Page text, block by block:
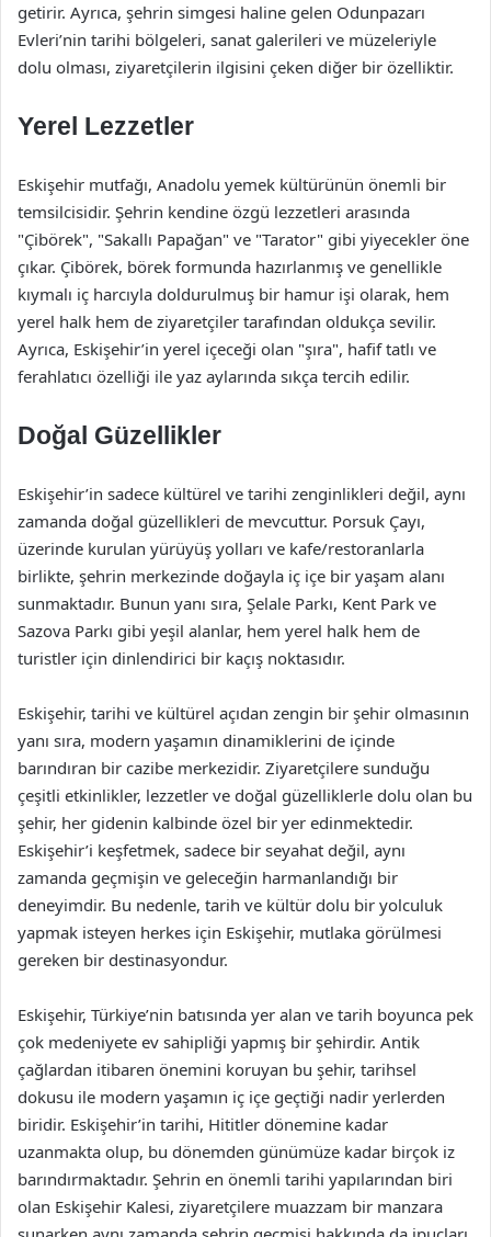
getirir. Ayrıca, şehrin simgesi haline gelen Odunpazarı
Evleri’nin tarihi bölgeleri, sanat galerileri ve müzeleriyle
dolu olması, ziyaretçilerin ilgisini çeken diğer bir özelliktir.
Yerel Lezzetler
Eskişehir mutfağı, Anadolu yemek kültürünün önemli bir
temsilcisidir. Şehrin kendine özgü lezzetleri arasında
"Çibörek", "Sakallı Papağan" ve "Tarator" gibi yiyecekler öne
çıkar. Çibörek, börek formunda hazırlanmış ve genellikle
kıymalı iç harcıyla doldurulmuş bir hamur işi olarak, hem
yerel halk hem de ziyaretçiler tarafından oldukça sevilir.
Ayrıca, Eskişehir’in yerel içeceği olan "şıra", hafif tatlı ve
ferahlatıcı özelliği ile yaz aylarında sıkça tercih edilir.
Doğal Güzellikler
Eskişehir’in sadece kültürel ve tarihi zenginlikleri değil, aynı
zamanda doğal güzellikleri de mevcuttur. Porsuk Çayı,
üzerinde kurulan yürüyüş yolları ve kafe/restoranlarla
birlikte, şehrin merkezinde doğayla iç içe bir yaşam alanı
sunmaktadır. Bunun yanı sıra, Şelale Parkı, Kent Park ve
Sazova Parkı gibi yeşil alanlar, hem yerel halk hem de
turistler için dinlendirici bir kaçış noktasıdır.
Eskişehir, tarihi ve kültürel açıdan zengin bir şehir olmasının
yanı sıra, modern yaşamın dinamiklerini de içinde
barındıran bir cazibe merkezidir. Ziyaretçilere sunduğu
çeşitli etkinlikler, lezzetler ve doğal güzelliklerle dolu olan bu
şehir, her gidenin kalbinde özel bir yer edinmektedir.
Eskişehir’i keşfetmek, sadece bir seyahat değil, aynı
zamanda geçmişin ve geleceğin harmanlandığı bir
deneyimdir. Bu nedenle, tarih ve kültür dolu bir yolculuk
yapmak isteyen herkes için Eskişehir, mutlaka görülmesi
gereken bir destinasyondur.
Eskişehir, Türkiye’nin batısında yer alan ve tarih boyunca pek
çok medeniyete ev sahipliği yapmış bir şehirdir. Antik
çağlardan itibaren önemini koruyan bu şehir, tarihsel
dokusu ile modern yaşamın iç içe geçtiği nadir yerlerden
biridir. Eskişehir’in tarihi, Hititler dönemine kadar
uzanmakta olup, bu dönemden günümüze kadar birçok iz
barındırmaktadır. Şehrin en önemli tarihi yapılarından biri
olan Eskişehir Kalesi, ziyaretçilere muazzam bir manzara